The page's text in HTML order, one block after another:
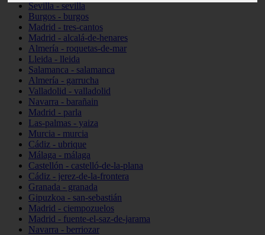
Sevilla - sevilla
Burgos - burgos
Madrid - tres-cantos
Madrid - alcalá-de-henares
Almería - roquetas-de-mar
Lleida - lleida
Salamanca - salamanca
Almería - garrucha
Valladolid - valladolid
Navarra - barañain
Madrid - parla
Las-palmas - yaiza
Murcia - murcia
Cádiz - ubrique
Málaga - málaga
Castellón - castelló-de-la-plana
Cádiz - jerez-de-la-frontera
Granada - granada
Gipuzkoa - san-sebastián
Madrid - ciempozuelos
Madrid - fuente-el-saz-de-jarama
Navarra - berriozar